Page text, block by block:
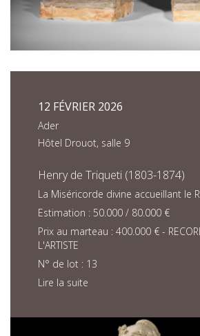
12 FÉVRIER 2026
Ader
Hôtel Drouot, salle 9
Henry de Triqueti (1803-1874)
La Miséricorde divine accueillant le
Estimation : 50.000 / 80.000 €
Prix au marteau : 400.000 € -
L'ARTISTE
N° de lot : 13
Lire la suite